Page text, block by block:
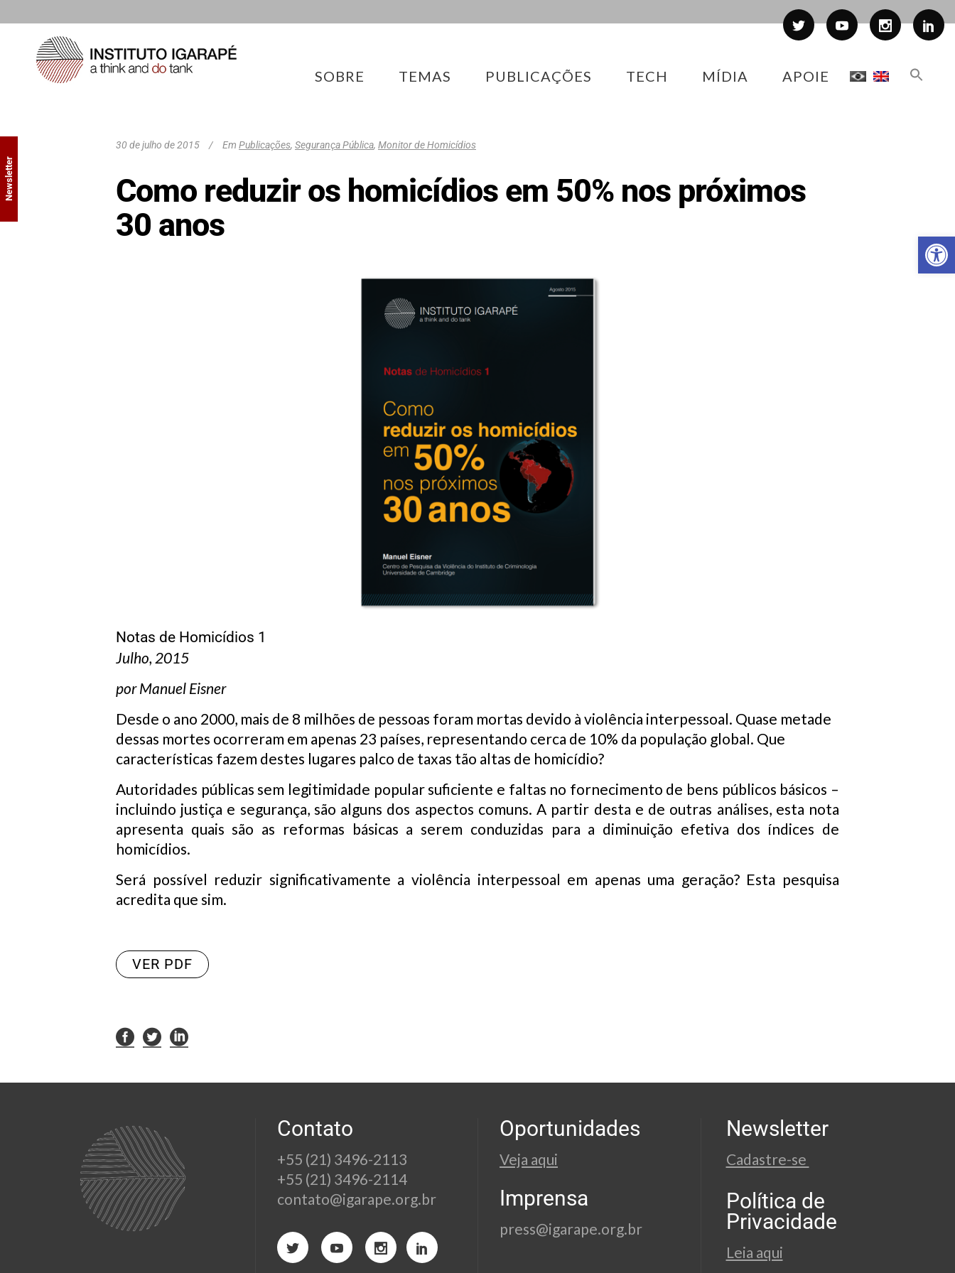
SOBRE TEMAS PUBLICAÇÕES TECH MÍDIA APOIE
30 de julho de 2015 Em Publicações, Segurança Pública, Monitor de Homicídios
Como reduzir os homicídios em 50% nos próximos
30 anos
Notas de Homicídios 1
Julho, 2015
por Manuel Eisner
Desde o ano 2000, mais de 8 milhões de pessoas foram mortas devido à violência interpessoal. Quase metade
dessas mortes ocorreram em apenas 23 países, representando cerca de 10% da população global. Que
características fazem destes lugares palco de taxas tão altas de homicídio?
Autoridades públicas sem legitimidade popular suficiente e faltas no fornecimento de bens públicos básicos –
incluindo justiça e segurança, são alguns dos aspectos comuns. A partir desta e de outras análises, esta nota
apresenta quais são as reformas básicas a serem conduzidas para a diminuição efetiva dos índices de
homicídios.
Será possível reduzir significativamente a violência interpessoal em apenas uma geração? Esta pesquisa
acredita que sim.
VER PDF
Contato
+55 (21) 3496-2113
+55 (21) 3496-2114
contato@igarape.org.br
Oportunidades
Veja aqui
Imprensa
press@igarape.org.br
Newsletter
Cadastre-se
Política de
Privacidade
Leia aqui
Newsletter